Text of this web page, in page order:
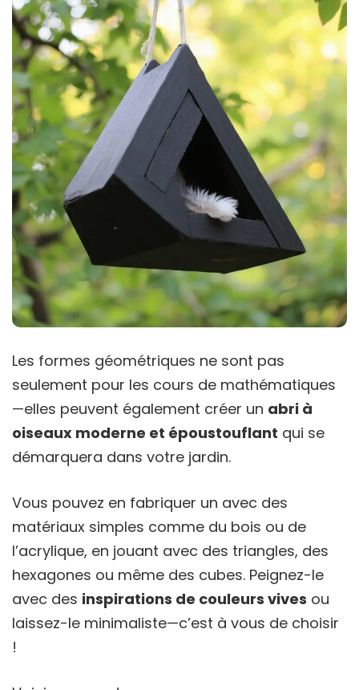
Les formes géométriques ne sont pas
seulement pour les cours de mathématiques
—elles peuvent également créer un abri à
oiseaux moderne et époustouflant qui se
démarquera dans votre jardin.
Vous pouvez en fabriquer un avec des
matériaux simples comme du bois ou de
l’acrylique, en jouant avec des triangles, des
hexagones ou même des cubes. Peignez-le
avec des inspirations de couleurs vives ou
laissez-le minimaliste—c’est à vous de choisir
!